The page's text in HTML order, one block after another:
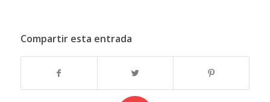
Compartir esta entrada